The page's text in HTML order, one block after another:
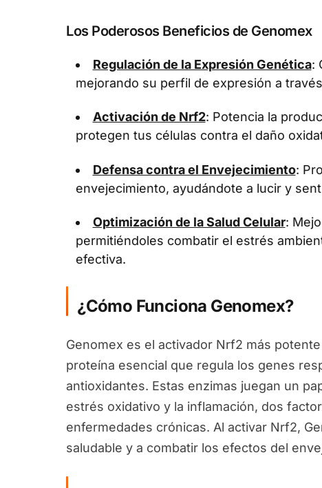
Los Poderosos Beneficios de Genomex
Regulación de la Expresión Genética:
mejorando su perfil de expresión a
Activación de Nrf2: Potencia la
protegen tus células contra el daño
Defensa contra el Envejecimiento:
envejecimiento, ayudándote a lucir y
Optimización de la Salud Celular:
permitiéndoles combatir el estrés
efectiva.
¿Cómo Funciona Genomex?
Genomex es el activador Nrf2 más
proteína esencial que regula los genes
antioxidantes. Estas enzimas juegan un
estrés oxidativo y la inflamación, dos
enfermedades crónicas. Al activar Nrf2,
saludable y a combatir los efectos del